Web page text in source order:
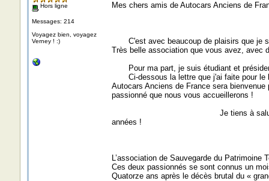
Hors ligne
Messages: 214
Voyagez bien, voyagez
Verney ! :)
Mes chers amis de Autocars Anciens de
C'est avec beaucoup de plaisirs que je
Très belle association que vous avez, avec
Pour ma part, je suis étudiant et
Ci-dessous la lettre que j'ai faite pour le
Autocars Anciens de France sera
passionné que nous vous accueillerons !
Je tiens à saluer Benoit
années !
L’association de Sauvegarde du Patrimoine
Ces deux passionnés se sont connus un
Quatorze ans après le décès brutal du «